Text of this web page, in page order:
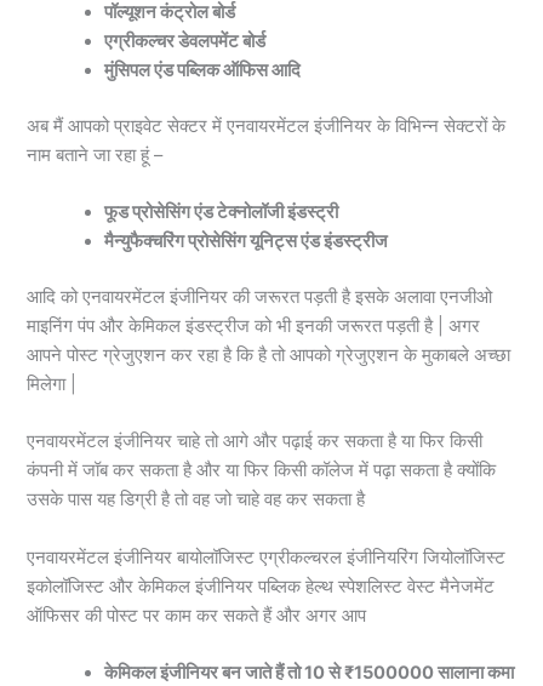
पॉल्यूशन कंट्रोल बोर्ड
एग्रीकल्चर डेवलपमेंट बोर्ड
मुंसिपल एंड पब्लिक ऑफिस आदि
अब मैं आपको प्राइवेट सेक्टर में एनवायरमेंटल इंजीनियर के विभिन्न सेक्टरों के
नाम बताने जा रहा हूं –
फूड प्रोसेसिंग एंड टेक्नोलॉजीइंडस्ट्री
मैन्युफैक्चरिंग प्रोसेसिंगयूनिट्स एंड इंडस्ट्रीज
आदि को एनवायरमेंटल इंजीनियर की जरूरत पड़ती है इसके अलावा एनजीओ
माइनिंग पंप और केमिकल इंडस्ट्रीज को भी इनकी जरूरत पड़ती है | अगर
आपने पोस्ट ग्रेजुएशन कर रहा है कि है तो आपको ग्रेजुएशन के मुकाबले अच्छा
मिलेगा |
एनवायरमेंटल इंजीनियर चाहे तो आगे और पढ़ाई कर सकता है या फिर किसी
कंपनी में जॉब कर सकता है और या फिर किसी कॉलेज में पढ़ा सकता है क्योंकि
उसके पास यह डिग्री है तो वह जो चाहे वह कर सकता है
एनवायरमेंटल इंजीनियर बायोलॉजिस्ट एग्रीकल्चरल इंजीनियरिंग जियोलॉजिस्ट
इकोलॉजिस्ट और केमिकल इंजीनियर पब्लिक हेल्थ स्पेशलिस्ट वेस्ट मैनेजमेंट
ऑफिसर की पोस्ट पर काम कर सकते हैं और अगर आप
केमिकल इंजीनियर बन जाते हैं तो 10 से ₹1500000 सालाना कमा